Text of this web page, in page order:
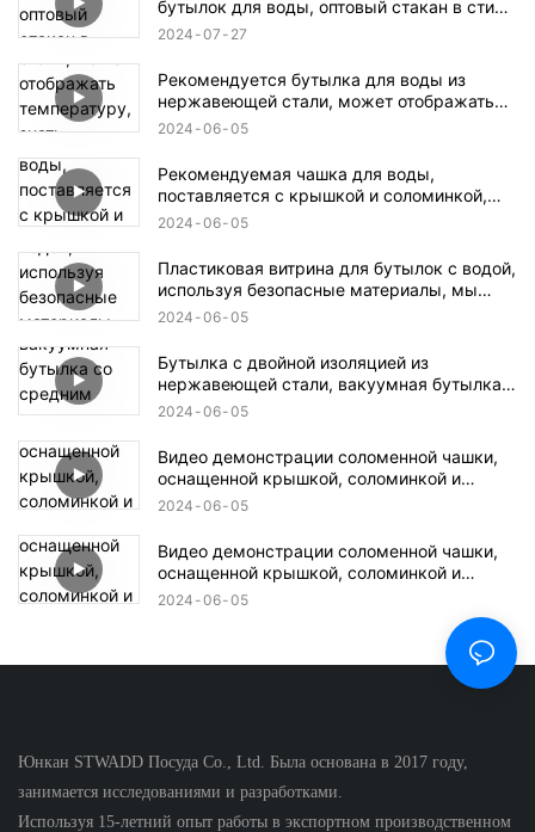
бутылок для воды, оптовый стакан в стиле
Стэнли с ручкой и крышкой оптом
2024 07 27
Рекомендуется бутылка для воды из
нержавеющей стали, может отображать
температуру, знать температуру воды в
2024 06 05
Рекомендуемая чашка для воды,
поставляется с крышкой и соломинкой,
поддерживает персонализацию.1
2024 06 05
Пластиковая витрина для бутылок с водой,
используя безопасные материалы, мы
также предоставляем индивидуальные
2024 06 05
Бутылка с двойной изоляцией из
нержавеющей стали, вакуумная бутылка
со средним горлышком и блестящими
2024 06 05
Видео демонстрации соломенной чашки,
оснащенной крышкой, соломинкой и
щеткой для соломы, поддержка
2024 06 05
Видео демонстрации соломенной чашки,
оснащенной крышкой, соломинкой и
щеткой для соломы, поддержка
2024 06 05
Юнкан STWADD Посуда Co., Ltd. Была основана в 2017 году,
занимается исследованиями и разработками.
Используя 15-летний опыт работы в экспортном производственном